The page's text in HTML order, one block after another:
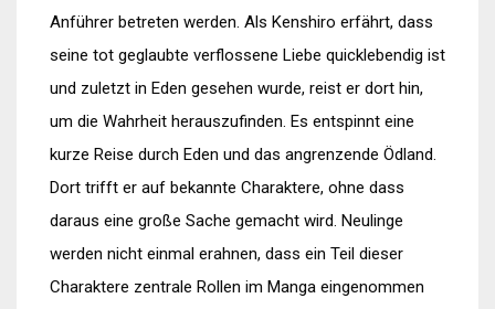
Anführer betreten werden. Als Kenshiro erfährt, dass
seine tot geglaubte verflossene Liebe quicklebendig ist
und zuletzt in Eden gesehen wurde, reist er dort hin,
um die Wahrheit herauszufinden. Es entspinnt eine
kurze Reise durch Eden und das angrenzende Ödland.
Dort trifft er auf bekannte Charaktere, ohne dass
daraus eine große Sache gemacht wird. Neulinge
werden nicht einmal erahnen, dass ein Teil dieser
Charaktere zentrale Rollen im Manga eingenommen